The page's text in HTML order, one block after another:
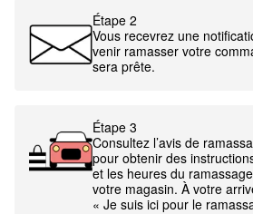
Étape 2
Vous recevrez une
venir ramasser votre
sera prête.
Étape 3
Consultez l’avis de
pour obtenir des
et les heures du
votre magasin. À votre
« Je suis ici pour le